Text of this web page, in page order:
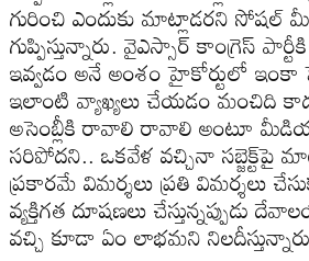
గురించి ఎందుకు మాట్లాడ‌ర‌ని సోష‌ల్
గుప్పిస్తున్నారు. వైఎస్సార్ కాంగ్రెస్
ఇవ్వ‌డం అనే అంశం హైకోర్టులో ఇంకా
ఇలాంటి వ్యాఖ్య‌లు చేయ‌డం మంచిది
అసెంబ్లీకి రావాలి రావాలి అంటూ మీడియా
స‌రిపోద‌ని.. ఒక‌వేళ వ‌చ్చినా స‌బ్జెక్ట్‌పై
ప్ర‌కార‌మే విమ‌ర్శ‌లు ప్ర‌తి విమ‌ర్శ‌లు
వ్య‌క్తిగ‌త దూష‌ణ‌లు చేస్తున్న‌ప్పుడు
వ‌చ్చి కూడా ఏం లాభ‌మ‌ని